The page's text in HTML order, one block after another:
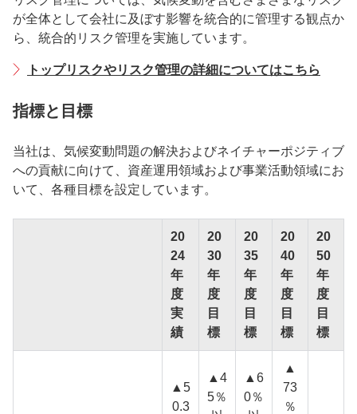
が全体として会社に及ぼす影響を統合的に管理する観点か
ら、統合的リスク管理を実施しています。
トップリスクやリスク管理の詳細についてはこちら
指標と目標
当社は、気候変動問題の解決およびネイチャーポジティブ
への貢献に向けて、資産運用領域および事業活動領域にお
いて、各種目標を設定しています。
20
24
年
度
実
績
20
30
年
度
目
標
20
35
年
度
目
標
20
40
年
度
目
標
20
50
年
度
目
標
▲5
0.3
▲4
5％
▲6
0％
▲
73
％